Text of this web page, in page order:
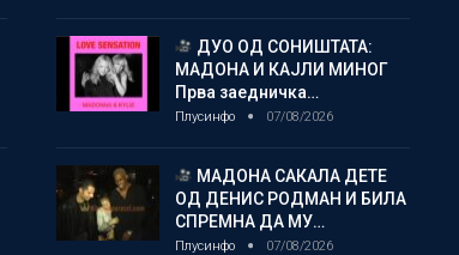
ДУО ОД СОНИШТАТА:
МАДОНА И КАЈЛИ МИНОГ
Прва заедничка…
Плусинфо 07/08/2026
МАДОНА САКАЛА ДЕТЕ
ОД ДЕНИС РОДМАН И БИЛА
СПРЕМНА ДА МУ…
Плусинфо 07/08/2026